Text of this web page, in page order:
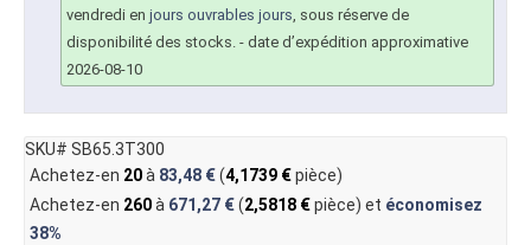
vendredi en jours ouvrables jours, sous réserve de
disponibilité des stocks. - date d’expédition approximative
2026-08-10
SKU# SB65.3T300
Achetez-en 20à 83,48 €(4,1739 €pièce)
Achetez-en 260à 671,27 €(2,5818 €pièce) et économisez
38%